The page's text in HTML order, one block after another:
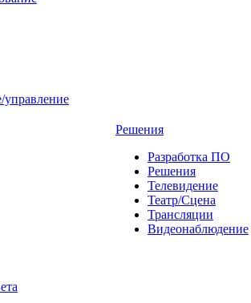
Решения
Разработка ПО
Решения
Телевидение
Театр/Сцена
Трансляции
Видеонаблюдение